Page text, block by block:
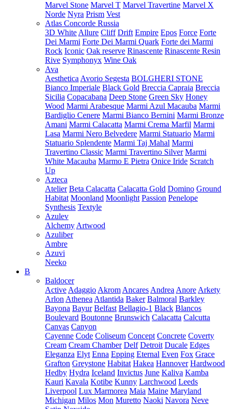
Marvel Stone Marvel T Marvel Travertine Marvel X
Norde Nyra Prism Vest
Atlas Concorde Russia
3D White Allure Cliff Drift Empire Epos Force Forte
Dei Marmi Forte Dei Marmi Quark Forte dei Marmi
Rock Iconic Oak reserve Rinascente Rinascente Resin
Rive Symphonyx Wine Oak
Ava
Aesthetica Avorio Segesta BOLGHERI STONE
Bianco Imperiale Black Gold Breccia Capraia Breccia
Sicilia Copacabana Deep Stone Green Sky Honey
Wood Marmi Arabesque Marmi Azul Macauba Marmi
Bardiglio Cenere Marmi Bianco Bernini Marmi Bronze
Amani Marmi Calacatta Marmi Crema Marfil Marmi
Lasa Marmi Nero Belvedere Marmi Statuario Marmi
Statuario Splendente Marmi Taj Mahal Marmi
Travertino Classic Marmi Travertino Silver Marmi
White Macauba Marmo E Pietra Onice Iride Scratch
Up
Azteca
Atelier Beta Calacatta Calacatta Gold Domino Ground
Habitat Moonland Moonlight Passion Penelope
Synthesis Textyle
Azulev
Alchemy Artwood
Azuliber
Ambre
Azuvi
Neeko
B
Baldocer
Active Adaggio Akrom Ancares Andrea Anore Arkety
Arlon Athenea Atlantida Baker Balmoral Barkley
Bayona Bayur Belfast Bellagio-1 Black Blancos
Boulevard Boutonne Brunswich Calacatta Calcutta
Canvas Canyon
Cayenne Code Coliseum Concept Concrete Coverty
Cream Cream Chamber Delf Detroit Ducale Edges
Eleganza Elyt Enna Epping Eternal Even Fox Grace
Grafton Greystone Habitat Hakea Hannover Hardwood
Hedby Hydra Iceland Invictus June Kaliva Kamba
Kauri Kavala Kotibe Kunny Larchwood Leeds
Liverpool Lux Marmorea Maia Maine Maryland
Michigan Milos Mon Muretto Naoki Navora Neve